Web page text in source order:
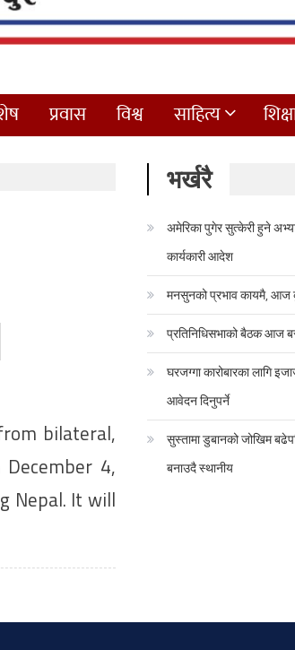
प्रवास विश्व साहित्य
bilateral,
4,
Nepal. It will
भर्खरै
अमेरिका पुगेर सुत्केरी हुने
कार्यकारी आदेश
मनसुनको प्रभाव कायमै, आज
प्रतिनिधिसभाको बैठक आज
घरजग्गा कारोबारका लागि
आवेदन दिनुपर्ने
सुस्तामा डुबानको जोखिम
बनाउदै स्थानीय